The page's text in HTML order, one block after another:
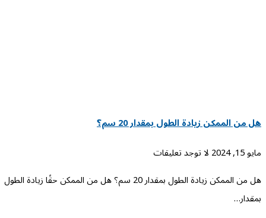
هل من الممكن زيادة الطول بمقدار 20 سم؟
مايو 15, 2024
لا توجد تعليقات
هل من الممكن زيادة الطول بمقدار 20 سم؟ هل من الممكن حقًا زيادة الطول
بمقدار…